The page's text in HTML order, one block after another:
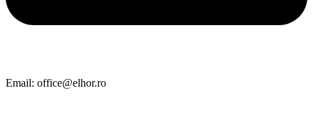
Email: office@elhor.ro